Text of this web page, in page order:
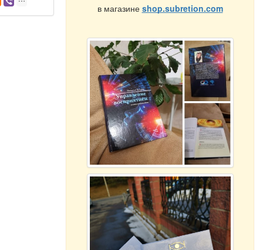
в магазине shop.subretion.com